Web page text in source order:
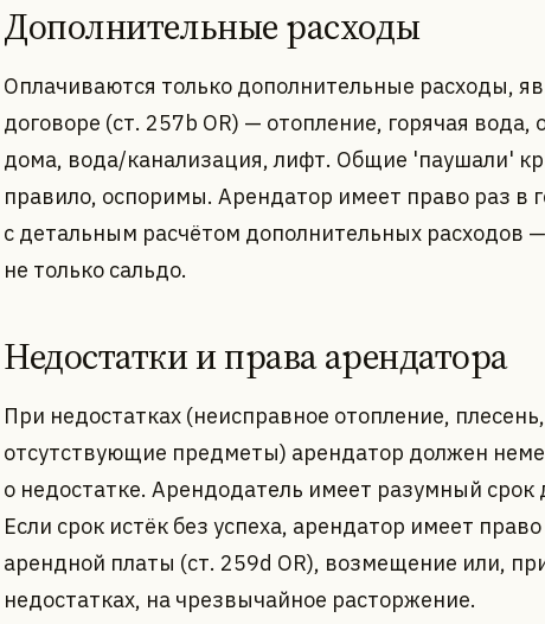
Дополнительные расходы
Оплачиваются только дополнительные расходы,
договоре (ст. 257b OR) — отопление, горячая вода,
дома, вода/канализация, лифт. Общие 'паушали'
правило, оспоримы. Арендатор имеет право раз в
с детальным расчётом дополнительных расходов
не только сальдо.
Недостатки и права арендатора
При недостатках (неисправное отопление,
отсутствующие предметы) арендатор должен
о недостатке. Арендодатель имеет разумный срок
Если срок истёк без успеха, арендатор имеет
арендной платы (ст. 259d OR), возмещение или,
недостатках, на чрезвычайное расторжение.